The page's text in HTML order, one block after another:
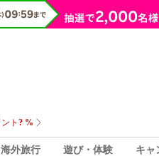
海外旅行 遊び・体験 キャ